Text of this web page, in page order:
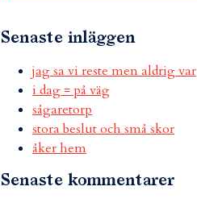
Senaste inläggen
jag sa vi reste men aldrig var
i dag = på väg
sågaretorp
stora beslut och små skor
åker hem
Senaste kommentarer